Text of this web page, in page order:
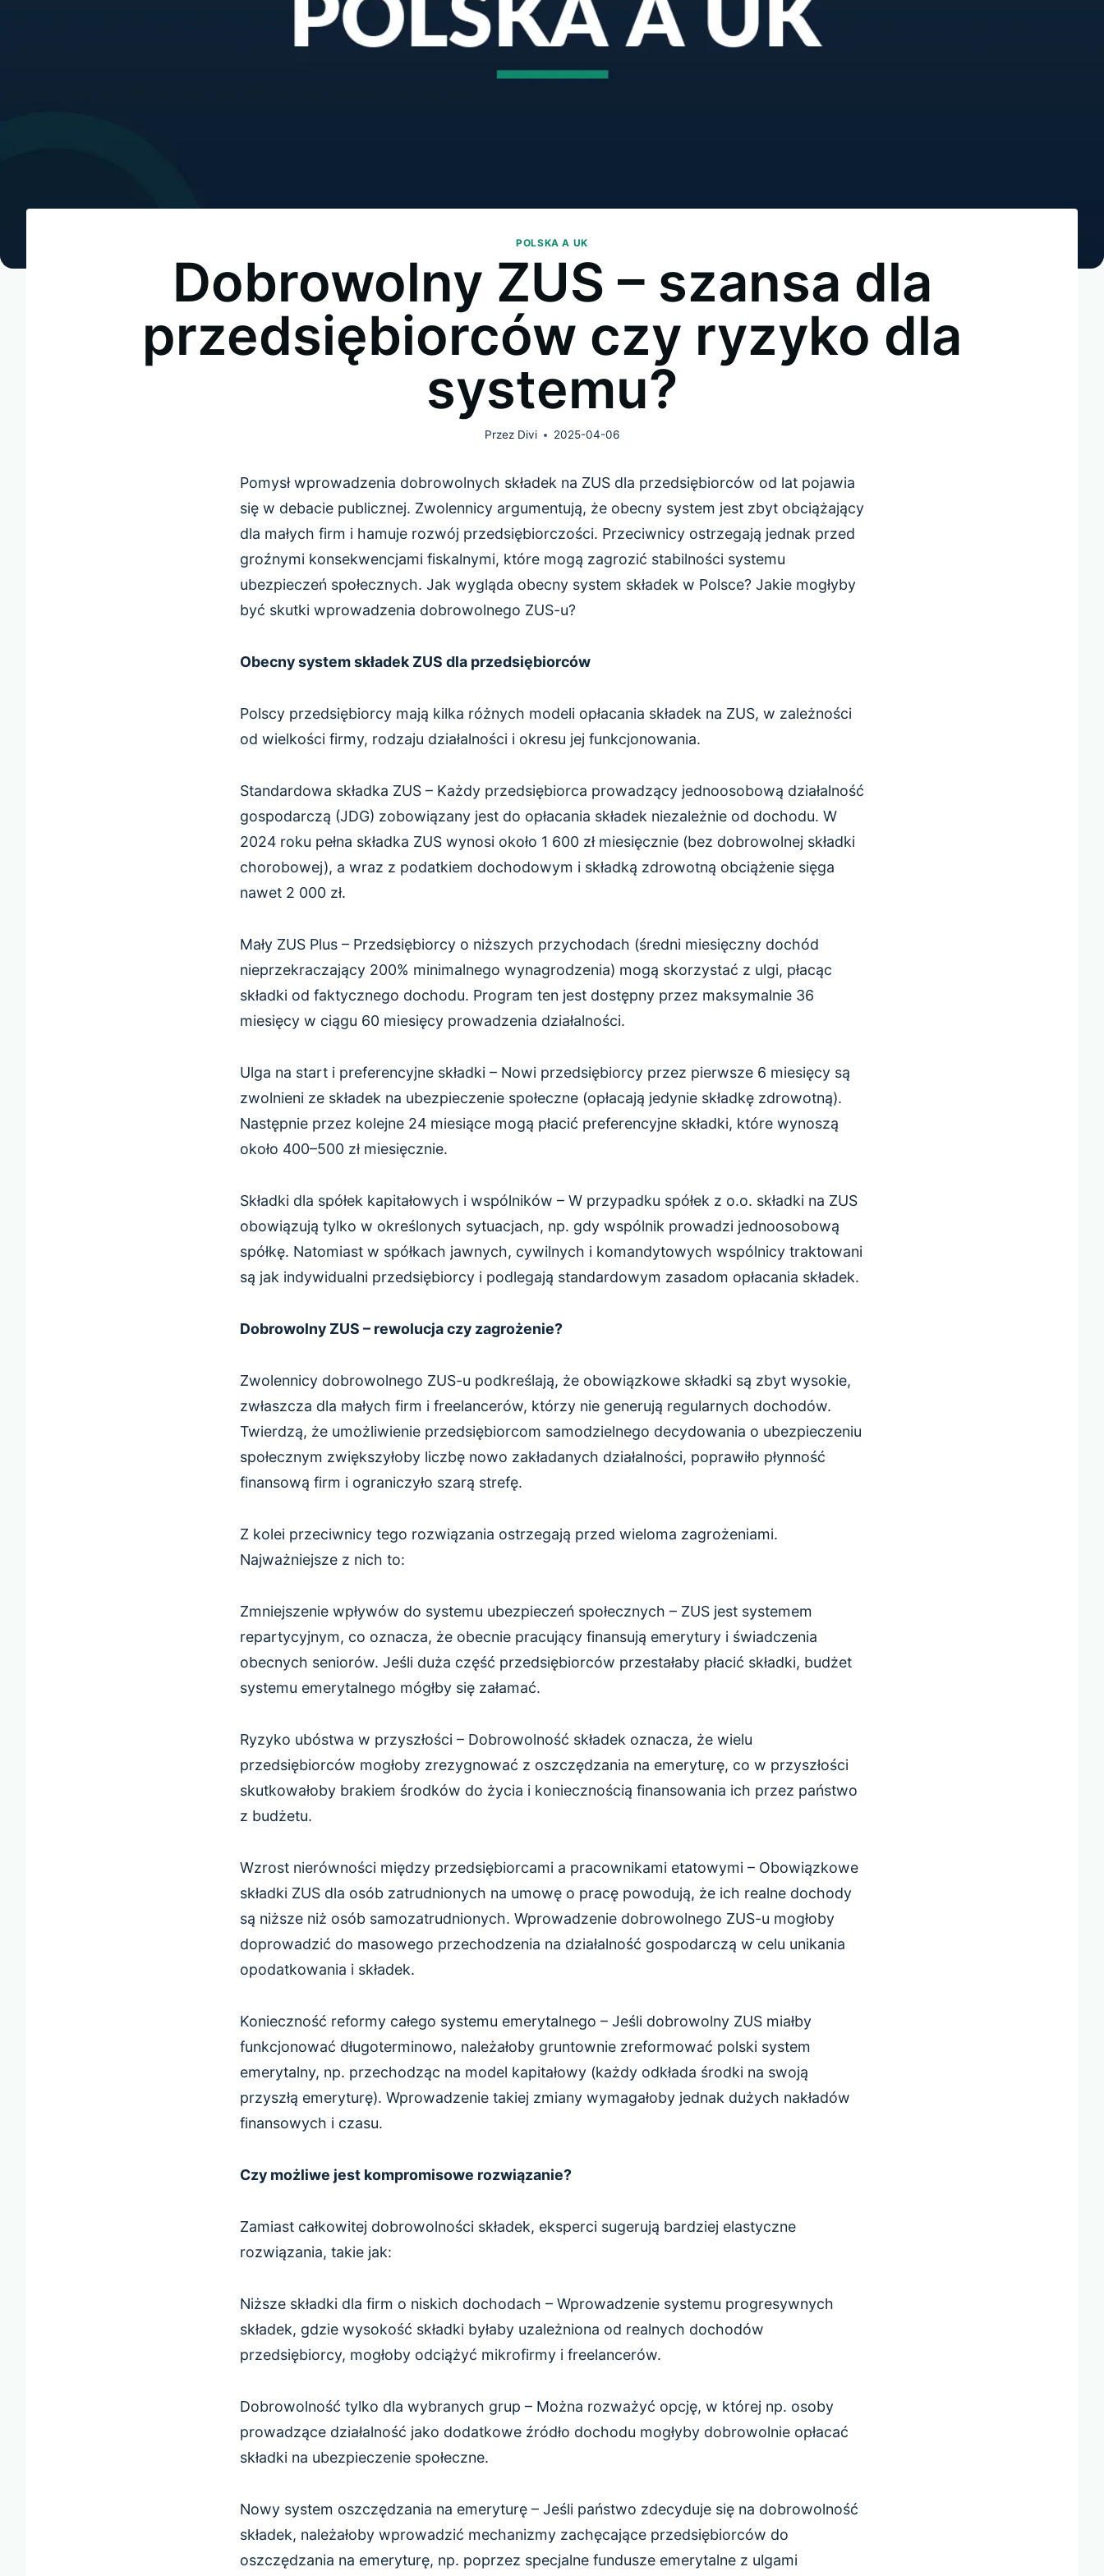
POLSKA A UK
Dobrowolny ZUS – szansa dla
przedsiębiorców czy ryzyko dla
systemu?
Przez Divi 2025-04-06
Pomysł wprowadzenia dobrowolnych składek na ZUS dla przedsiębiorców od lat pojawia
się w debacie publicznej. Zwolennicy argumentują, że obecny system jest zbyt obciążający
dla małych firm i hamuje rozwój przedsiębiorczości. Przeciwnicy ostrzegają jednak przed
groźnymi konsekwencjami fiskalnymi, które mogą zagrozić stabilności systemu
ubezpieczeń społecznych. Jak wygląda obecny system składek w Polsce? Jakie mogłyby
być skutki wprowadzenia dobrowolnego ZUS-u?
Obecny system składek ZUS dla przedsiębiorców
Polscy przedsiębiorcy mają kilka różnych modeli opłacania składek na ZUS, w zależności
od wielkości firmy, rodzaju działalności i okresu jej funkcjonowania.
Standardowa składka ZUS – Każdy przedsiębiorca prowadzący jednoosobową działalność
gospodarczą (JDG) zobowiązany jest do opłacania składek niezależnie od dochodu. W
2024 roku pełna składka ZUS wynosi około 1 600 zł miesięcznie (bez dobrowolnej składki
chorobowej), a wraz z podatkiem dochodowym i składką zdrowotną obciążenie sięga
nawet 2 000 zł.
Mały ZUS Plus – Przedsiębiorcy o niższych przychodach (średni miesięczny dochód
nieprzekraczający 200% minimalnego wynagrodzenia) mogą skorzystać z ulgi, płacąc
składki od faktycznego dochodu. Program ten jest dostępny przez maksymalnie 36
miesięcy w ciągu 60 miesięcy prowadzenia działalności.
Ulga na start i preferencyjne składki – Nowi przedsiębiorcy przez pierwsze 6 miesięcy są
zwolnieni ze składek na ubezpieczenie społeczne (opłacają jedynie składkę zdrowotną).
Następnie przez kolejne 24 miesiące mogą płacić preferencyjne składki, które wynoszą
około 400–500 zł miesięcznie.
Składki dla spółek kapitałowych i wspólników – W przypadku spółek z o.o. składki na ZUS
obowiązują tylko w określonych sytuacjach, np. gdy wspólnik prowadzi jednoosobową
spółkę. Natomiast w spółkach jawnych, cywilnych i komandytowych wspólnicy traktowani
są jak indywidualni przedsiębiorcy i podlegają standardowym zasadom opłacania składek.
Dobrowolny ZUS – rewolucja czy zagrożenie?
Zwolennicy dobrowolnego ZUS-u podkreślają, że obowiązkowe składki są zbyt wysokie,
zwłaszcza dla małych firm i freelancerów, którzy nie generują regularnych dochodów.
Twierdzą, że umożliwienie przedsiębiorcom samodzielnego decydowania o ubezpieczeniu
społecznym zwiększyłoby liczbę nowo zakładanych działalności, poprawiło płynność
finansową firm i ograniczyło szarą strefę.
Z kolei przeciwnicy tego rozwiązania ostrzegają przed wieloma zagrożeniami.
Najważniejsze z nich to:
Zmniejszenie wpływów do systemu ubezpieczeń społecznych – ZUS jest systemem
repartycyjnym, co oznacza, że obecnie pracujący finansują emerytury i świadczenia
obecnych seniorów. Jeśli duża część przedsiębiorców przestałaby płacić składki, budżet
systemu emerytalnego mógłby się załamać.
Ryzyko ubóstwa w przyszłości – Dobrowolność składek oznacza, że wielu
przedsiębiorców mogłoby zrezygnować z oszczędzania na emeryturę, co w przyszłości
skutkowałoby brakiem środków do życia i koniecznością finansowania ich przez państwo
z budżetu.
Wzrost nierówności między przedsiębiorcami a pracownikami etatowymi – Obowiązkowe
składki ZUS dla osób zatrudnionych na umowę o pracę powodują, że ich realne dochody
są niższe niż osób samozatrudnionych. Wprowadzenie dobrowolnego ZUS-u mogłoby
doprowadzić do masowego przechodzenia na działalność gospodarczą w celu unikania
opodatkowania i składek.
Konieczność reformy całego systemu emerytalnego – Jeśli dobrowolny ZUS miałby
funkcjonować długoterminowo, należałoby gruntownie zreformować polski system
emerytalny, np. przechodząc na model kapitałowy (każdy odkłada środki na swoją
przyszłą emeryturę). Wprowadzenie takiej zmiany wymagałoby jednak dużych nakładów
finansowych i czasu.
Czy możliwe jest kompromisowe rozwiązanie?
Zamiast całkowitej dobrowolności składek, eksperci sugerują bardziej elastyczne
rozwiązania, takie jak:
Niższe składki dla firm o niskich dochodach – Wprowadzenie systemu progresywnych
składek, gdzie wysokość składki byłaby uzależniona od realnych dochodów
przedsiębiorcy, mogłoby odciążyć mikrofirmy i freelancerów.
Dobrowolność tylko dla wybranych grup – Można rozważyć opcję, w której np. osoby
prowadzące działalność jako dodatkowe źródło dochodu mogłyby dobrowolnie opłacać
składki na ubezpieczenie społeczne.
Nowy system oszczędzania na emeryturę – Jeśli państwo zdecyduje się na dobrowolność
składek, należałoby wprowadzić mechanizmy zachęcające przedsiębiorców do
oszczędzania na emeryturę, np. poprzez specjalne fundusze emerytalne z ulgami